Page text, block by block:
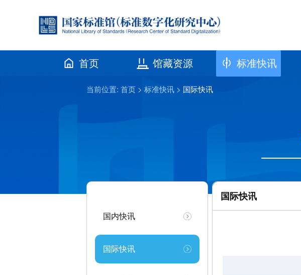
首页 馆藏资源 标准快讯
当前位置: 首页 > 标准快讯 > 国际快讯
国内快讯
国际快讯
国际快讯